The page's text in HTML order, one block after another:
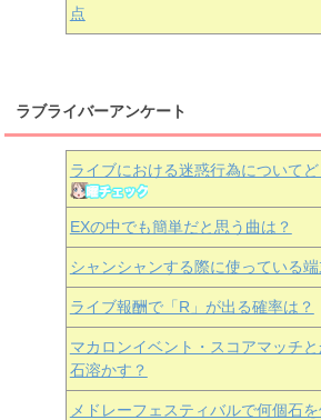
点
ラブライバーアンケート
ライブにおける迷惑行為についてど
EXの中でも簡単だと思う曲は？
シャンシャンする際に使っている端
ライブ報酬で「R」が出る確率は？
マカロンイベント・スコアマッチ
石溶かす？
メドレーフェスティバルで何個石を